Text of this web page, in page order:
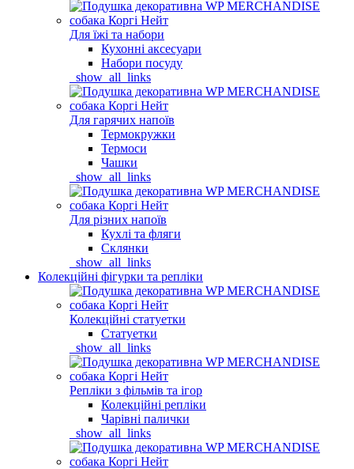
Для їжі та набори
Кухонні аксесуари
Набори посуду
_show_all_links
Для гарячих напоїв
Термокружки
Термоси
Чашки
_show_all_links
Для різних напоїв
Кухлі та фляги
Склянки
_show_all_links
Колекційні фігурки та репліки
Колекційні статуетки
Статуетки
_show_all_links
Репліки з фільмів та ігор
Колекційні репліки
Чарівні палички
_show_all_links